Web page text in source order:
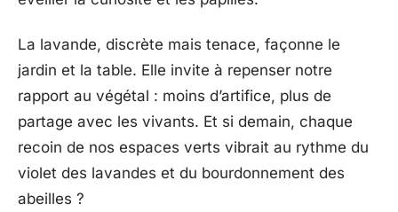
La lavande, discrète mais tenace, façonne le
jardin et la table. Elle invite à repenser notre
rapport au végétal : moins d’artifice, plus de
partage avec les vivants. Et si demain, chaque
recoin de nos espaces verts vibrait au rythme du
violet des lavandes et du bourdonnement des
abeilles ?